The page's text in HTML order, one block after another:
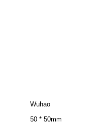
Wuhao
50 * 50mm